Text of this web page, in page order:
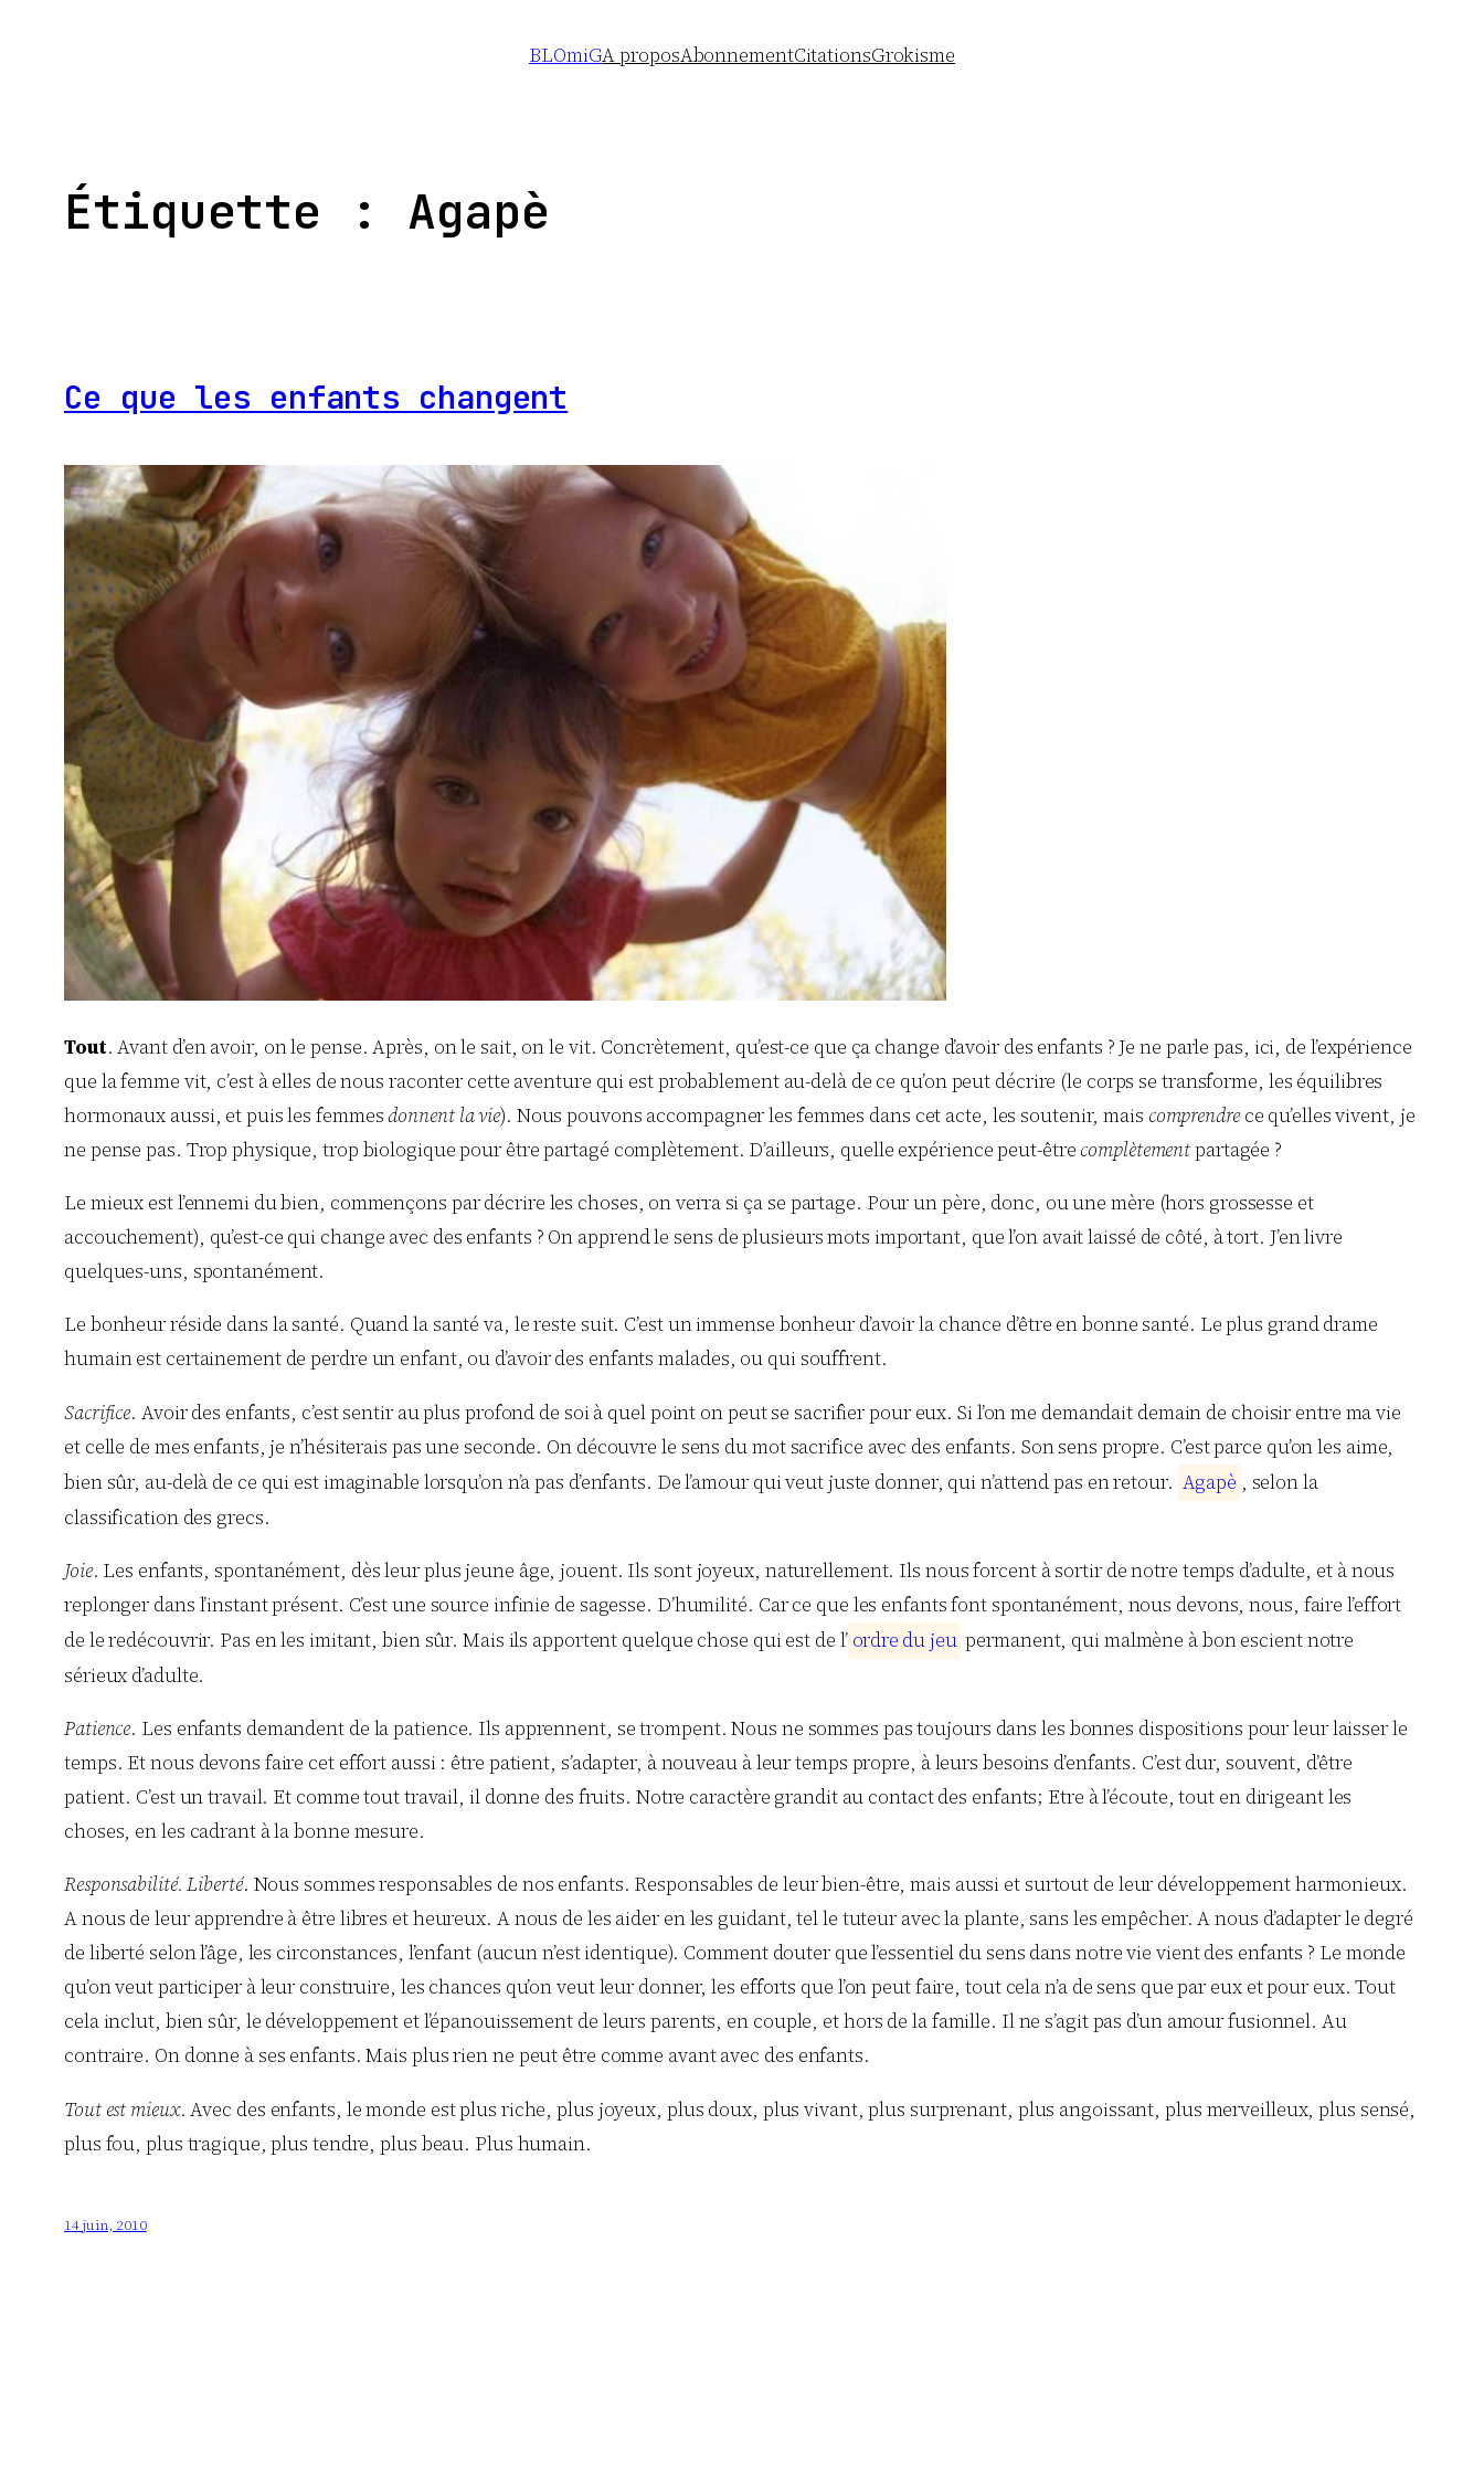
BLOmiGA proposAbonnementCitationsGrokisme
Étiquette : Agapè
Ce que les enfants changent
Tout. Avant d’en avoir, on le pense. Après, on le sait, on le vit. Concrètement, qu’est-ce que ça change d’avoir des enfants ? Je ne parle pas, ici, de l’expérience
que la femme vit, c’est à elles de nous raconter cette aventure qui est probablement au-delà de ce qu’on peut décrire (le corps se transforme, les équilibres
hormonaux aussi, et puis les femmesdonnent la vie). Nous pouvons accompagner les femmes dans cet acte, les soutenir, mais comprendrece qu’elles vivent, je
ne pense pas. Trop physique, trop biologique pour être partagé complètement. D’ailleurs, quelle expérience peut-être complètementpartagée ?
Le mieux est l’ennemi du bien, commençons par décrire les choses, on verra si ça se partage. Pour un père, donc, ou une mère (hors grossesse et
accouchement), qu’est-ce qui change avec des enfants ? On apprend le sens de plusieurs mots important, que l’on avait laissé de côté, à tort. J’en livre
quelques-uns, spontanément.
Le bonheur réside dans la santé. Quand la santé va, le reste suit. C’est un immense bonheur d’avoir la chance d’être en bonne santé. Le plus grand drame
humain est certainement de perdre un enfant, ou d’avoir des enfants malades, ou qui souffrent.
Sacrifice. Avoir des enfants, c’est sentir au plus profond de soi à quel point on peut se sacrifier pour eux. Si l’on me demandait demain de choisir entre ma vie
et celle de mes enfants, je n’hésiterais pas une seconde. On découvre le sens du mot sacrifice avec des enfants. Son sens propre. C’est parce qu’on les aime,
bien sûr, au-delà de ce qui est imaginable lorsqu’on n’a pas d’enfants. De l’amour qui veut juste donner, qui n’attend pas en retour. Agapè , selon la
classification des grecs.
Joie. Les enfants, spontanément, dès leur plus jeune âge, jouent. Ils sont joyeux, naturellement. Ils nous forcent à sortir de notre temps d’adulte, et à nous
replonger dans l’instant présent. C’est une source infinie de sagesse. D’humilité. Car ce que les enfants font spontanément, nous devons, nous, faire l’effort
de le redécouvrir. Pas en les imitant, bien sûr. Mais ils apportent quelque chose qui est de l’ ordre du jeu permanent, qui malmène à bon escient notre
sérieux d’adulte.
Patience. Les enfants demandent de la patience. Ils apprennent, se trompent. Nous ne sommes pas toujours dans les bonnes dispositions pour leur laisser le
temps. Et nous devons faire cet effort aussi : être patient, s’adapter, à nouveau à leur temps propre, à leurs besoins d’enfants. C’est dur, souvent, d’être
patient. C’est un travail. Et comme tout travail, il donne des fruits. Notre caractère grandit au contact des enfants; Etre à l’écoute, tout en dirigeant les
choses, en les cadrant à la bonne mesure.
Responsabilité. Liberté. Nous sommes responsables de nos enfants. Responsables de leur bien-être, mais aussi et surtout de leur développement harmonieux.
A nous de leur apprendre à être libres et heureux. A nous de les aider en les guidant, tel le tuteur avec la plante, sans les empêcher. A nous d’adapter le degré
de liberté selon l’âge, les circonstances, l’enfant (aucun n’est identique). Comment douter que l’essentiel du sens dans notre vie vient des enfants ? Le monde
qu’on veut participer à leur construire, les chances qu’on veut leur donner, les efforts que l’on peut faire, tout cela n’a de sens que par eux et pour eux. Tout
cela inclut, bien sûr, le développement et l’épanouissement de leurs parents, en couple, et hors de la famille. Il ne s’agit pas d’un amour fusionnel. Au
contraire. On donne à ses enfants. Mais plus rien ne peut être comme avant avec des enfants.
Tout est mieux. Avec des enfants, le monde est plus riche, plus joyeux, plus doux, plus vivant, plus surprenant, plus angoissant, plus merveilleux, plus sensé,
plus fou, plus tragique, plus tendre, plus beau. Plus humain.
14 juin, 2010